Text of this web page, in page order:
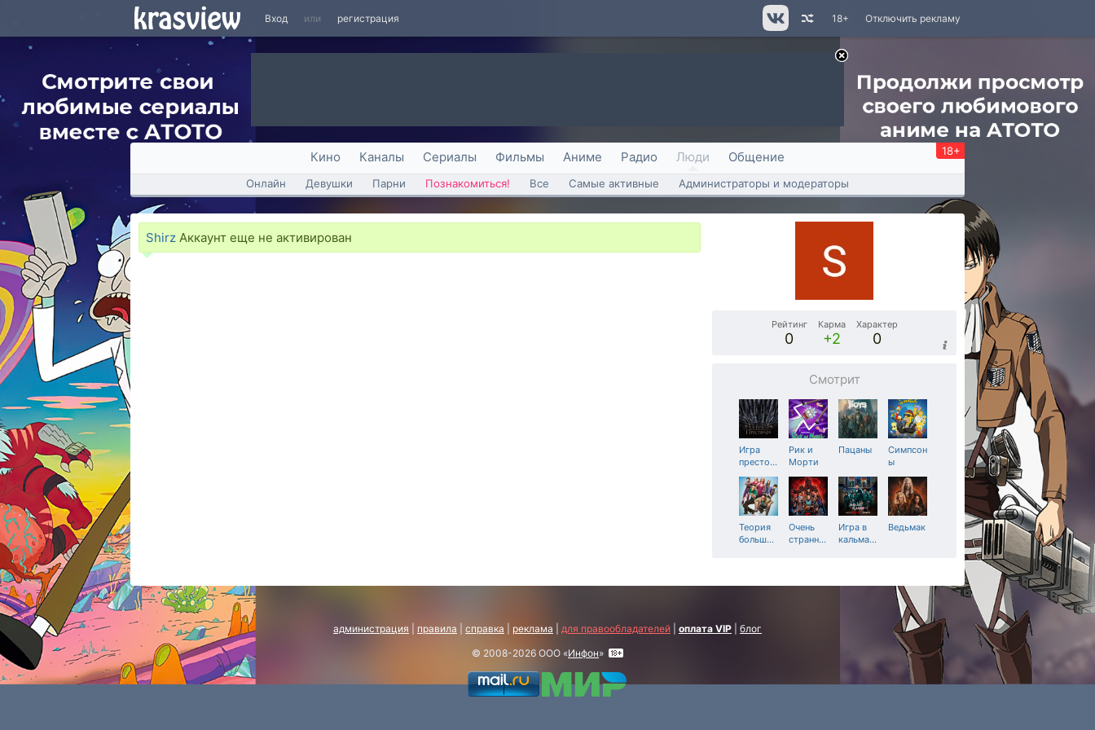
Вход или регистрация Отключить рекламу
18+
Кино Каналы Сериалы Фильмы Аниме Радио Люди Общение 18+
Онлайн Девушки Парни Познакомиться! Все Самые активные Администраторы и модераторы
Shirz Аккаунт еще не активирован
Рейтинг
0
Карма
+2
Характер
0
Смотрит
Игра
престо…
Рик и
Морти
Пацаны
Симпсон
ы
Теория
больш…
Очень
странн…
Игра в
кальма…
Ведьмак
администрация правила справка реклама для правообладателей оплата VIP
блог
© 2008-2026 ООО «Инфон»